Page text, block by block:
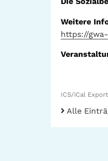
Weitere
https://
ICS/iCal Export
Alle